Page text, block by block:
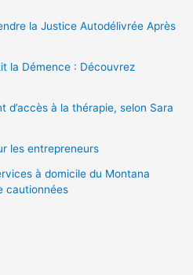
la Justice Autodélivrée Après
la Démence : Découvrez
d’accès à la thérapie, selon Sara
les entrepreneurs
à domicile du Montana
cautionnées